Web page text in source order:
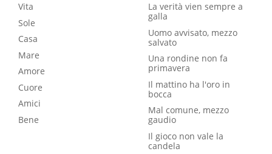
Vita
Sole
Casa
Mare
Amore
Cuore
Amici
Bene
La verità vien sempre a
galla
Uomo avvisato, mezzo
salvato
Una rondine non fa
primavera
Il mattino ha l'oro in
bocca
Mal comune, mezzo
gaudio
Il gioco non vale la
candela